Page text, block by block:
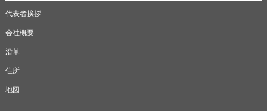
代表者挨拶
会社概要
沿革
住所
地図